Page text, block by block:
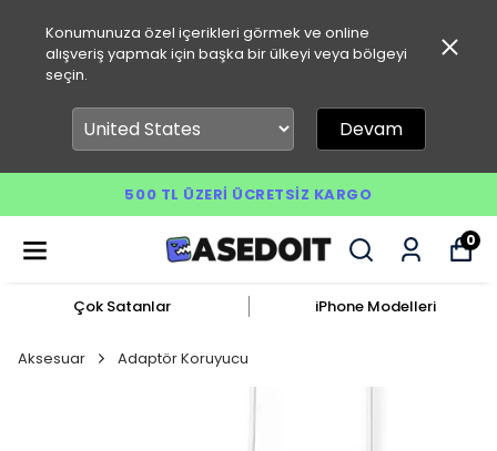
Konumunuza özel içerikleri görmek ve online
alışveriş yapmak için başka bir ülkeyi veya bölgeyi
seçin.
Devam
500 TL ÜZERI ÜCRETSIZ KARGO
0
Çok Satanlar iPhone Modelleri
Aksesuar Adaptör Koruyucu